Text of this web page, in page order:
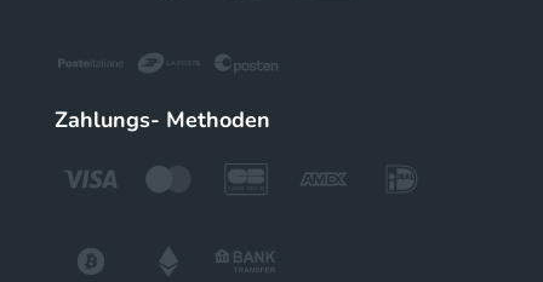
Zahlungs- Methoden